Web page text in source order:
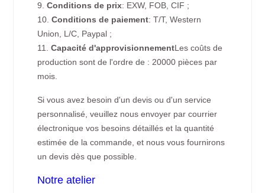
9.Conditions de prix: EXW, FOB, CIF ;
10.Conditions de paiement: T/T, Western
Union, L/C, Paypal ;
11.Capacité d'approvisionnementLes coûts de
production sont de l'ordre de : 20000 pièces par
mois.
Si vous avez besoin d'un devis ou d'un service
personnalisé, veuillez nous envoyer par courrier
électronique vos besoins détaillés et la quantité
estimée de la commande, et nous vous fournirons
un devis dès que possible.
Notre atelier